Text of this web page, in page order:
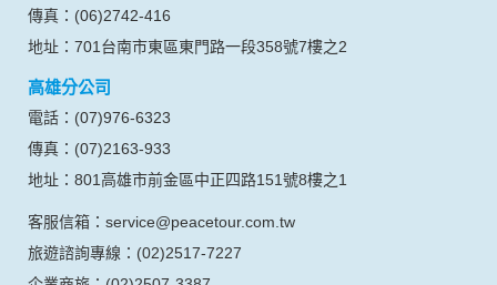
傳真：(06)2742-416
地址：701台南市東區東門路一段358號7樓之2
高雄分公司
電話：(07)976-6323
傳真：(07)2163-933
地址：801高雄市前金區中正四路151號8樓之1
客服信箱：service@peacetour.com.tw
旅遊諮詢專線：(02)2517-7227